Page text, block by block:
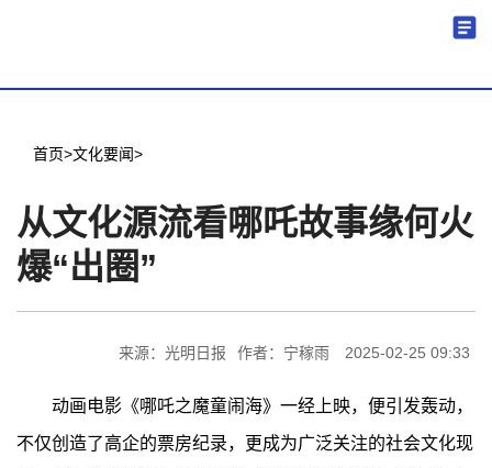
首页>文化要闻>
从文化源流看哪吒故事缘何火
爆“出圈”
来源：光明日报 作者：宁稼雨 2025-02-25 09:33
动画电影《哪吒之魔童闹海》一经上映，便引发轰动，
不仅创造了高企的票房纪录，更成为广泛关注的社会文化现